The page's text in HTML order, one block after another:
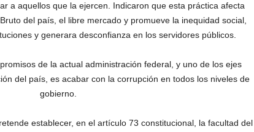
a aquellos que la ejercen. Indicaron que esta práctica afecta
del país, el libre mercado y promueve la inequidad social,
y generara desconfianza en los servidores públicos.
de la actual administración federal, y uno de los ejes
del país, es acabar con la corrupción en todos los niveles de
gobierno.
establecer, en el artículo 73 constitucional, la facultad del